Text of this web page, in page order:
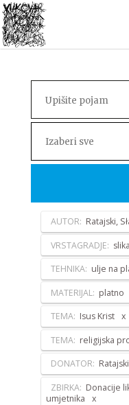
Izaberi sve
AUTOR: Ratajski,
VRSTAGRADJE: slika
TEHNIKA: ulje na
MATERIJAL: platno
TEMA: Isus Krist
TEMA: religijska
DONATOR:
ZBIRKA: Donacije
umjetnika